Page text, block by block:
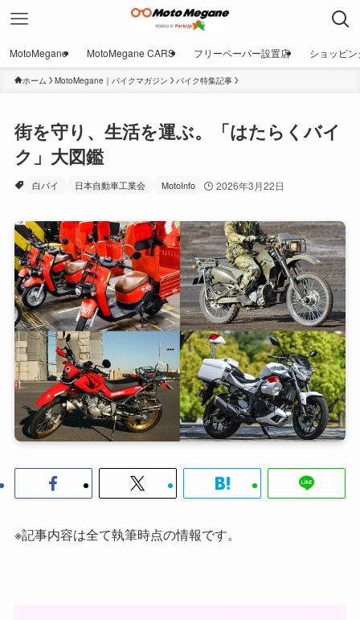
MotoMegane MotoMegane CARS フリーペーパー設置店 ショッピン
ホーム MotoMegane｜バイクマガジン バイク特集記事
街を守り、生活を運ぶ。「はたらくバイ
ク」大図鑑
白バイ 日本自動車工業会 MotoInfo 2026年3月22日
※記事内容は全て執筆時点の情報です。